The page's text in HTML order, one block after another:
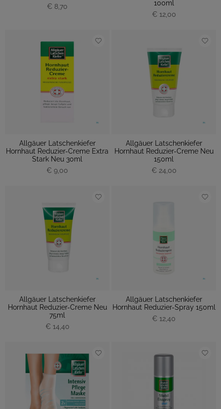
€ 8,70
100ml
€ 12,00
Allgäuer Latschenkiefer
Hornhaut Reduzier-Creme Extra
Stark Neu 30ml
€ 9,00
Allgäuer Latschenkiefer
Hornhaut Reduzier-Creme Neu
150ml
€ 24,00
Allgäuer Latschenkiefer
Hornhaut Reduzier-Creme Neu
75ml
€ 14,40
Allgäuer Latschenkiefer
Hornhaut Reduzier-Spray 150ml
€ 12,40